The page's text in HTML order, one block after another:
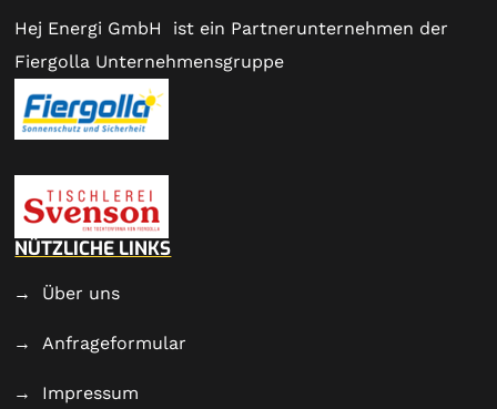
Hej Energi GmbH ist ein Partnerunternehmen der
Fiergolla Unternehmensgruppe
NÜTZLICHE LINKS
Über uns
Anfrageformular
Impressum